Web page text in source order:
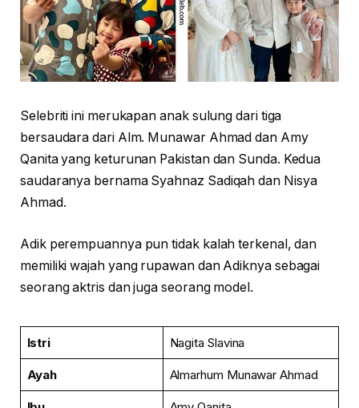
Selebriti ini merukapan anak sulung dari tiga
bersaudara dari Alm. Munawar Ahmad dan Amy
Qanita yang keturunan Pakistan dan Sunda. Kedua
saudaranya bernama Syahnaz Sadiqah dan Nisya
Ahmad.
Adik perempuannya pun tidak kalah terkenal, dan
memiliki wajah yang rupawan dan Adiknya sebagai
seorang aktris dan juga seorang model.
Istri Nagita Slavina
Ayah Almarhum Munawar Ahmad